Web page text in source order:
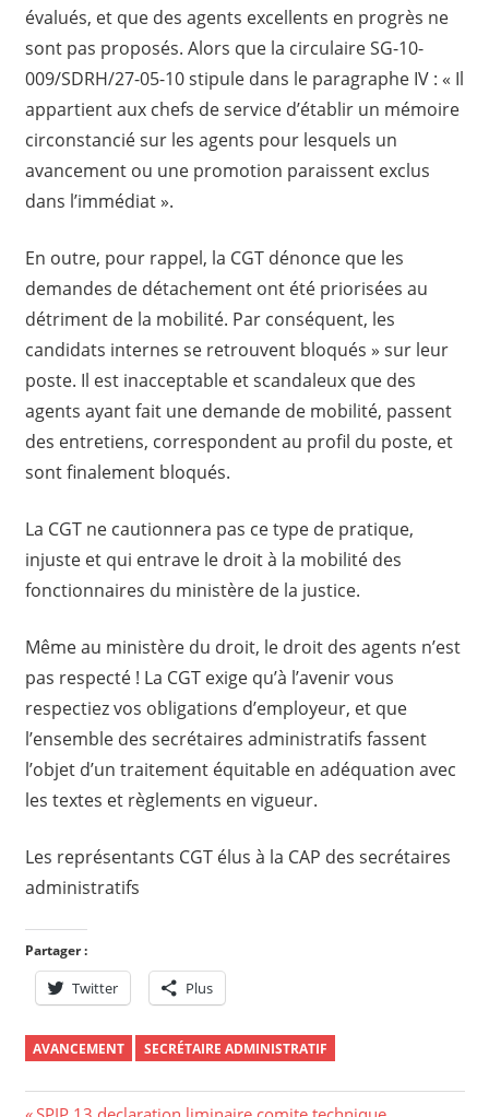
évalués, et que des agents excellents en progrès ne
sont pas proposés. Alors que la circulaire SG-10-
009/SDRH/27-05-10 stipule dans le paragraphe IV : « Il
appartient aux chefs de service d’établir un mémoire
circonstancié sur les agents pour lesquels un
avancement ou une promotion paraissent exclus
dans l’immédiat ».
En outre, pour rappel, la CGT dénonce que les
demandes de détachement ont été priorisées au
détriment de la mobilité. Par conséquent, les
candidats internes se retrouvent bloqués » sur leur
poste. Il est inacceptable et scandaleux que des
agents ayant fait une demande de mobilité, passent
des entretiens, correspondent au profil du poste, et
sont finalement bloqués.
La CGT ne cautionnera pas ce type de pratique,
injuste et qui entrave le droit à la mobilité des
fonctionnaires du ministère de la justice.
Même au ministère du droit, le droit des agents n’est
pas respecté ! La CGT exige qu’à l’avenir vous
respectiez vos obligations d’employeur, et que
l’ensemble des secrétaires administratifs fassent
l’objet d’un traitement équitable en adéquation avec
les textes et règlements en vigueur.
Les représentants CGT élus à la CAP des secrétaires
administratifs
Partager :
Twitter Plus
AVANCEMENT SECRÉTAIRE ADMINISTRATIF